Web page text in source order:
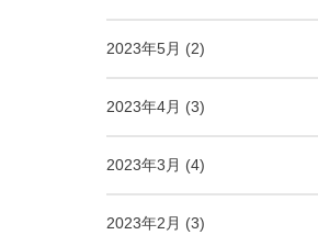
2023年5月 (2)
2023年4月 (3)
2023年3月 (4)
2023年2月 (3)